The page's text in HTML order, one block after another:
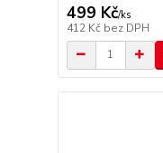
499 Kč/ks
412 Kč bez DPH